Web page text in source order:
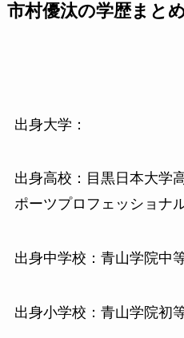
市村優汰の学歴まと
出身大学：
出身高校：目黒日本大学
ポーツプロフェッショナ
出身中学校：青山学院中
出身小学校：青山学院初